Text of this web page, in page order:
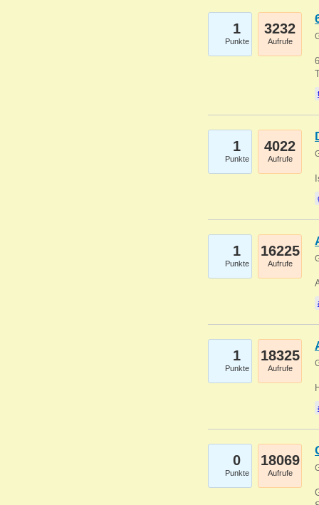
1
Punkte
3232
Aufrufe
1
Punkte
4022
Aufrufe
1
Punkte
16225
Aufrufe
1
Punkte
18325
Aufrufe
0
Punkte
18069
Aufrufe